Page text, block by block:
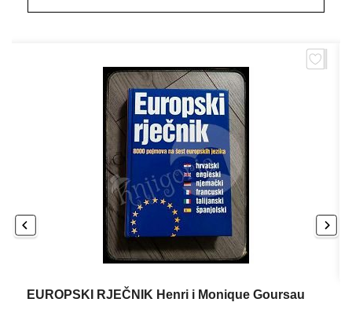
EUROPSKI RJEČNIK Henri i Monique Goursau